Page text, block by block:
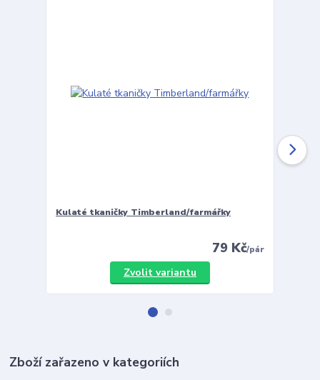
Kulaté tkaničky Timberland/farmářky
79 Kč/pár
Zvolit variantu
Zboží zařazeno v kategoriích